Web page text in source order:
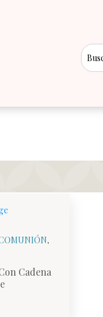
,
Cadena